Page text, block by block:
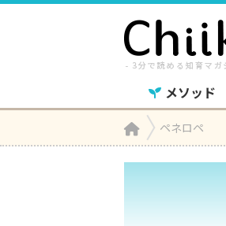
メソッド
Homeペネロペ